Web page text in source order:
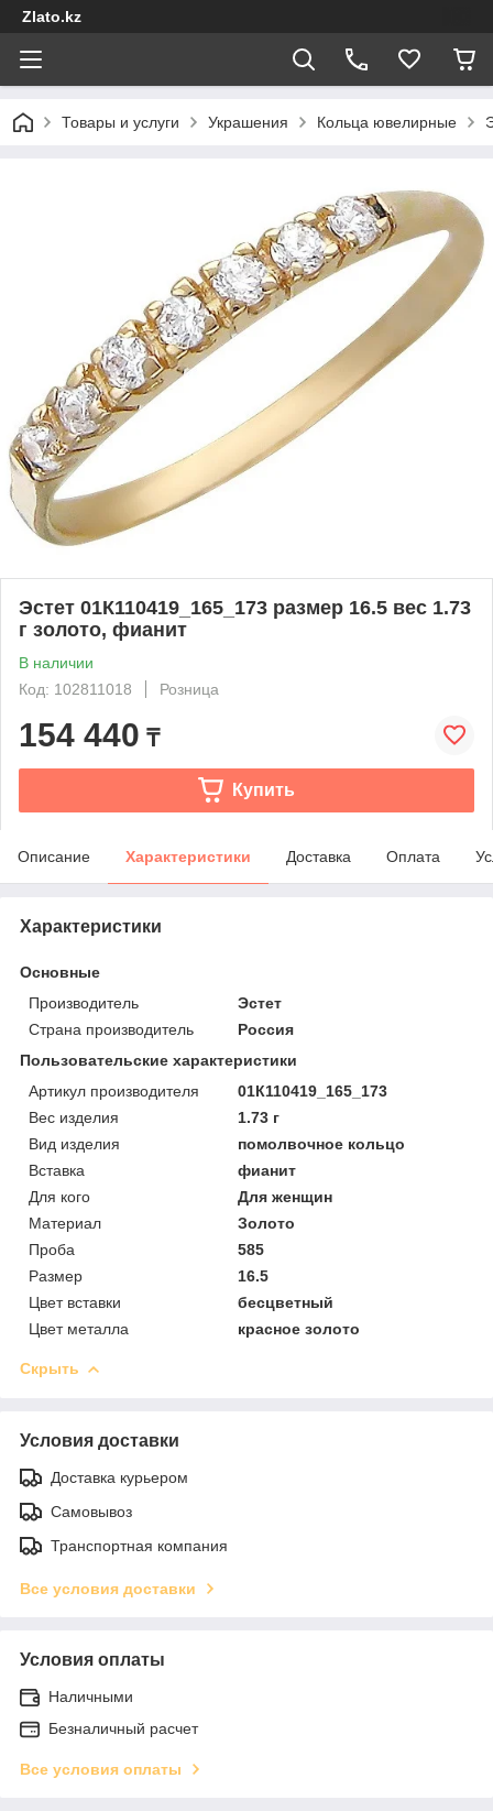
Zlato.kz
Товары и услуги Украшения Кольца ювелирные
Эстет 01К110419_165_173 размер 16.5 вес 1.73
г золото, фианит
В наличии
Код: 102811018
Розница
154 440 ₸
Купить
Описание Характеристики Доставка Оплата
Характеристики
Основные
Производитель
Эстет
Страна производитель
Россия
Пользовательские характеристики
Артикул производителя
01К110419_165_173
Вес изделия
1.73 г
Вид изделия
помолвочное кольцо
Вставка
фианит
Для кого
Для женщин
Материал
Золото
Проба
585
Размер
16.5
Цвет вставки
бесцветный
Цвет металла
красное золото
Скрыть
Условия доставки
Доставка курьером
Самовывоз
Транспортная компания
Все условия доставки
Условия оплаты
Наличными
Безналичный расчет
Все условия оплаты